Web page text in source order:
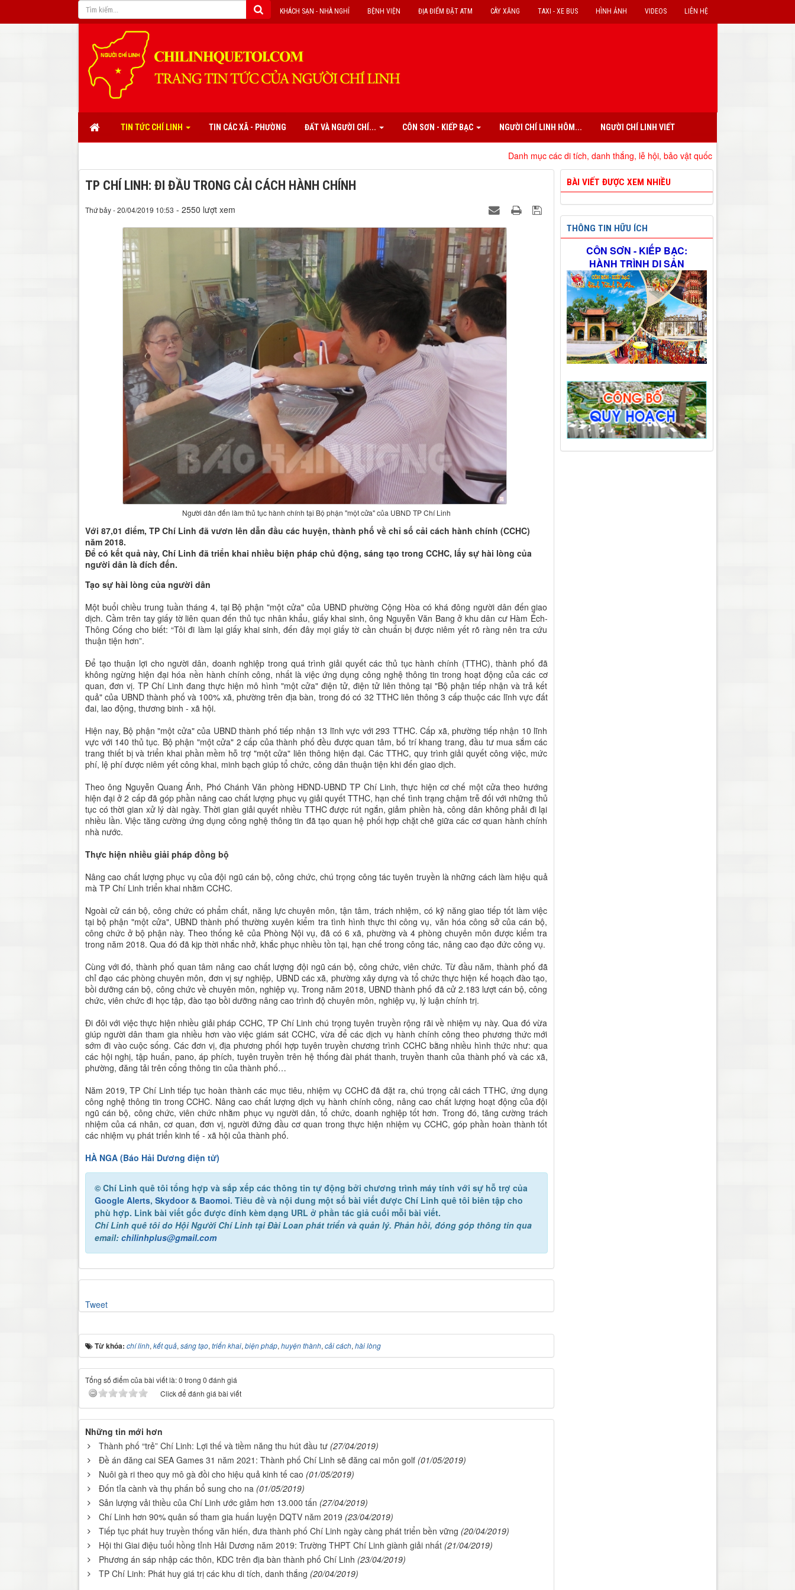
LIÊN HỆ
VIDEOS
HÌNH ẢNH
TAXI - XE BUS
CÂY XĂNG
ĐỊA ĐIỂM ĐẶT ATM
BỆNH VIỆN
KHÁCH SẠN - NHÀ NGHỈ
TIN TỨC CHÍ LINH TIN CÁC XÃ - PHƯỜNG ĐẤT VÀ NGƯỜI CHÍ... CÔN SƠN - KIẾP BẠC NGƯỜI CHÍ LINH HÔM... NGƯỜI CHÍ LINH VIẾT
Danh mục các di tích, danh thắng, lễ hội, bảo vật quốc gia đã xếp hạng trên địa bàn tỉnh
TP CHÍ LINH: ĐI ĐẦU TRONG CẢI CÁCH HÀNH CHÍNH
Thứ bảy - 20/04/2019 10:53 - 2550 lượt xem
Người dân đến làm thủ tục hành chính tại Bộ phận "một cửa" của UBND TP Chí Linh
Với 87,01 điểm, TP Chí Linh đã vươn lên dẫn đầu các huyện, thành phố về chỉ số cải cách hành chính (CCHC)
năm 2018.
Để có kết quả này, Chí Linh đã triển khai nhiều biện pháp chủ động, sáng tạo trong CCHC, lấy sự hài lòng của
người dân là đích đến.
Tạo sự hài lòng của người dân
Một buổi chiều trung tuần tháng 4, tại Bộ phận "một cửa" của UBND phường Cộng Hòa có khá đông người dân đến giao
dịch. Cầm trên tay giấy tờ liên quan đến thủ tục nhân khẩu, giấy khai sinh, ông Nguyễn Văn Bang ở khu dân cư Hàm Ếch-
Thông Cống cho biết: “Tôi đi làm lại giấy khai sinh, đến đây mọi giấy tờ cần chuẩn bị được niêm yết rõ ràng nên tra cứu
thuận tiện hơn”.
Để tạo thuận lợi cho người dân, doanh nghiệp trong quá trình giải quyết các thủ tục hành chính (TTHC), thành phố đã
không ngừng hiện đại hóa nền hành chính công, nhất là việc ứng dụng công nghệ thông tin trong hoạt động của các cơ
quan, đơn vị. TP Chí Linh đang thực hiện mô hình "một cửa" điện tử, điện tử liên thông tại "Bộ phận tiếp nhận và trả kết
quả" của UBND thành phố và 100% xã, phường trên địa bàn, trong đó có 32 TTHC liên thông 3 cấp thuộc các lĩnh vực đất
đai, lao động, thương binh - xã hội.
Hiện nay, Bộ phận "một cửa" của UBND thành phố tiếp nhận 13 lĩnh vực với 293 TTHC. Cấp xã, phường tiếp nhận 10 lĩnh
vực với 140 thủ tục. Bộ phận "một cửa" 2 cấp của thành phố đều được quan tâm, bố trí khang trang, đầu tư mua sắm các
trang thiết bị và triển khai phần mềm hỗ trợ "một cửa" liên thông hiện đại. Các TTHC, quy trình giải quyết công việc, mức
phí, lệ phí được niêm yết công khai, minh bạch giúp tổ chức, công dân thuận tiện khi đến giao dịch.
Theo ông Nguyễn Quang Ánh, Phó Chánh Văn phòng HĐND-UBND TP Chí Linh, thực hiện cơ chế một cửa theo hướng
hiện đại ở 2 cấp đã góp phần nâng cao chất lượng phục vụ giải quyết TTHC, hạn chế tình trạng chậm trễ đối với những thủ
tục có thời gian xử lý dài ngày. Thời gian giải quyết nhiều TTHC được rút ngắn, giảm phiền hà, công dân không phải đi lại
nhiều lần. Việc tăng cường ứng dụng công nghệ thông tin đã tạo quan hệ phối hợp chặt chẽ giữa các cơ quan hành chính
nhà nước.
Thực hiện nhiều giải pháp đồng bộ
Nâng cao chất lượng phục vụ của đội ngũ cán bộ, công chức, chú trọng công tác tuyên truyền là những cách làm hiệu quả
mà TP Chí Linh triển khai nhằm CCHC.
Ngoài cử cán bộ, công chức có phẩm chất, năng lực chuyên môn, tận tâm, trách nhiệm, có kỹ năng giao tiếp tốt làm việc
tại bộ phận "một cửa", UBND thành phố thường xuyên kiểm tra tình hình thực thi công vụ, văn hóa công sở của cán bộ,
công chức ở bộ phận này. Theo thống kê của Phòng Nội vụ, đã có 6 xã, phường và 4 phòng chuyên môn được kiểm tra
trong năm 2018. Qua đó đã kịp thời nhắc nhở, khắc phục nhiều tồn tại, hạn chế trong công tác, nâng cao đạo đức công vụ.
Cùng với đó, thành phố quan tâm nâng cao chất lượng đội ngũ cán bộ, công chức, viên chức. Từ đầu năm, thành phố đã
chỉ đạo các phòng chuyên môn, đơn vị sự nghiệp, UBND các xã, phường xây dựng và tổ chức thực hiện kế hoạch đào tạo,
bồi dưỡng cán bộ, công chức về chuyên môn, nghiệp vụ. Trong năm 2018, UBND thành phố đã cử 2.183 lượt cán bộ, công
chức, viên chức đi học tập, đào tạo bồi dưỡng nâng cao trình độ chuyên môn, nghiệp vụ, lý luận chính trị.
Đi đôi với việc thực hiện nhiều giải pháp CCHC, TP Chí Linh chú trọng tuyên truyền rộng rãi về nhiệm vụ này. Qua đó vừa
giúp người dân tham gia nhiều hơn vào việc giám sát CCHC, vừa để các dịch vụ hành chính công theo phương thức mới
sớm đi vào cuộc sống. Các đơn vị, địa phương phối hợp tuyên truyền chương trình CCHC bằng nhiều hình thức như: qua
các hội nghị, tập huấn, pano, áp phích, tuyên truyền trên hệ thống đài phát thanh, truyền thanh của thành phố và các xã,
phường, đăng tải trên cổng thông tin của thành phố…
Năm 2019, TP Chí Linh tiếp tục hoàn thành các mục tiêu, nhiệm vụ CCHC đã đặt ra, chú trọng cải cách TTHC, ứng dụng
công nghệ thông tin trong CCHC. Nâng cao chất lượng dịch vụ hành chính công, nâng cao chất lượng hoạt động của đội
ngũ cán bộ, công chức, viên chức nhằm phục vụ người dân, tổ chức, doanh nghiệp tốt hơn. Trong đó, tăng cường trách
nhiệm của cá nhân, cơ quan, đơn vị, người đứng đầu cơ quan trong thực hiện nhiệm vụ CCHC, góp phần hoàn thành tốt
các nhiệm vụ phát triển kinh tế - xã hội của thành phố.
HÀ NGA (Báo Hải Dương điện tử)
© Chí Linh quê tôi tổng hợp và sắp xếp các thông tin tự động bởi chương trình máy tính với sự hỗ trợ của
Google Alerts, Skydoor& Baomoi. Tiêu đề và nội dung một số bài viết được Chí Linh quê tôi biên tập cho
phù hợp. Link bài viết gốc được đính kèm dạng URL ở phần tác giả cuối mỗi bài viết.
Chí Linh quê tôido Hội Người Chí Linh tại Đài Loan phát triển và quản lý. Phản hồi, đóng góp thông tin qua
email: chilinhplus@gmail.com
Tweet
Từ khóa: chí linh, kết quả, sáng tạo, triển khai, biện pháp, huyện thành, cải cách, hài lòng
Tổng số điểm của bài viết là: 0 trong 0 đánh giá
Click để đánh giá bài viết
Những tin mới hơn
Thành phố “trẻ” Chí Linh: Lợi thế và tiềm năng thu hút đầu tư (27/04/2019)
Đề án đăng cai SEA Games 31 năm 2021: Thành phố Chí Linh sẽ đăng cai môn golf (01/05/2019)
Nuôi gà ri theo quy mô gà đồi cho hiệu quả kinh tế cao (01/05/2019)
Đốn tỉa cành và thụ phấn bổ sung cho na (01/05/2019)
Sản lượng vải thiều của Chí Linh ước giảm hơn 13.000 tấn (27/04/2019)
Chí Linh hơn 90% quân số tham gia huấn luyện DQTV năm 2019 (23/04/2019)
Tiếp tục phát huy truyền thống văn hiến, đưa thành phố Chí Linh ngày càng phát triển bền vững (20/04/2019)
Hội thi Giai điệu tuổi hồng tỉnh Hải Dương năm 2019: Trường THPT Chí Linh giành giải nhất (21/04/2019)
Phương án sáp nhập các thôn, KDC trên địa bàn thành phố Chí Linh (23/04/2019)
TP Chí Linh: Phát huy giá trị các khu di tích, danh thắng (20/04/2019)
BÀI VIẾT ĐƯỢC XEM NHIỀU
THÔNG TIN HỮU ÍCH
CÔN SƠN - KIẾP BẠC:
HÀNH TRÌNH DI SẢN